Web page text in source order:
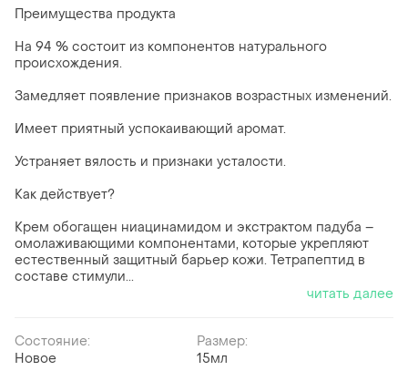
Преимущества продукта
На 94 % состоит из компонентов натурального
происхождения.
Замедляет появление признаков возрастных изменений.
Имеет приятный успокаивающий аромат.
Устраняет вялость и признаки усталости.
Как действует?
Крем обогащен ниацинамидом и экстрактом падуба –
омолаживающими компонентами, которые укрепляют
естественный защитный барьер кожи. Тетрапептид в
составе стимули...
читать далее
Состояние:
Новое
Размер:
15мл